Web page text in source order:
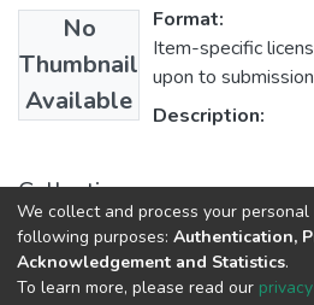
No
Thumbnail
Available
Format:
Item-specific
upon to submission
Description:
Collections
1.1.2. Informes Finales
We collect and process your
following purposes: Authentication,
Acknowledgement and Statistics.
To learn more, please read our